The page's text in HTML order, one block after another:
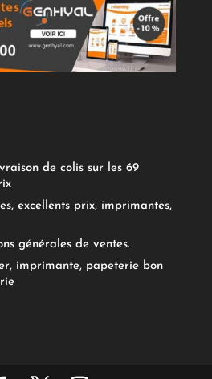
de colis sur les 69
excellents prix, imprimantes,
générales de ventes.
imprimante, papeterie bon